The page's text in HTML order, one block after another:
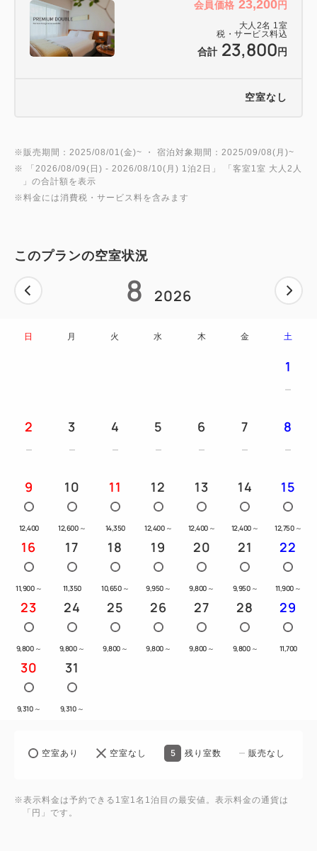
━━ご朝食━━
京都産の食材を中心に、素材そのものの美味しさを味
口にするたび心もからだも喜ぶ、和洋彩り豊かな【朝
ルーテ）
【営業時間】6:30～10:00（最終入店9:45）
※メニューは一例となります。
━━ご案内━━
・お子様（0～11歳）の添い寝は1ベッドにつき1名様
会員価格 23,200円
大人 2名 1 室
税・サービス料込
合計 23,800 円
空室なし
※販売期間：2025/08/01(金)~ ・ 宿泊対象期間：2025/09/08(月)~
※ 「 2026/08/09(日) - 2026/08/10(月) 1泊2日 」 「客室1室 大人2人
」の合計額を表示
※料金には消費税・サービス料を含みます
このプランの空室状況
8 2026
日 月 火 水 木 金 土
1
2 3 4 5 6 7 8
9
12,400
10
12,600 ～
11
14,350
12
12,400 ～
13
12,400 ～
14
12,400 ～
15
12,750 ～
16
11,900 ～
17
11,350
18
10,650 ～
19
9,950 ～
20
9,800 ～
21
9,950 ～
22
11,900 ～
23
9,800 ～
24
9,800 ～
25
9,800 ～
26
9,800 ～
27
9,800 ～
28
9,800 ～
29
11,700
30
9,310 ～
31
9,310 ～
空室あり 空室なし 5 残り室数 販売なし
※表示料金は予約できる1室1名1泊目の最安値。表示料金の通貨は
「円」です。